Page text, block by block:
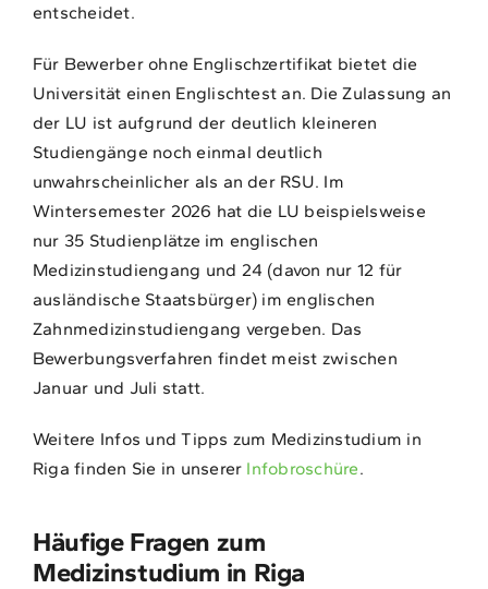
entscheidet.
Für Bewerber ohne Englischzertifikat bietet die
Universität einen Englischtest an. Die Zulassung an
der LU ist aufgrund der deutlich kleineren
Studiengänge noch einmal deutlich
unwahrscheinlicher als an der RSU. Im
Wintersemester 2026 hat die LU beispielsweise
nur 35 Studienplätze im englischen
Medizinstudiengang und 24 (davon nur 12 für
ausländische Staatsbürger) im englischen
Zahnmedizinstudiengang vergeben. Das
Bewerbungsverfahren findet meist zwischen
Januar und Juli statt.
Weitere Infos und Tipps zum Medizinstudium in
Riga finden Sie in unserer Infobroschüre.
Häufige Fragen zum
Medizinstudium in Riga